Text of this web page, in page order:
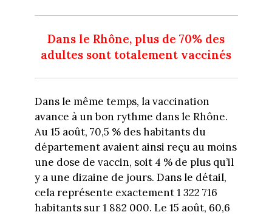
Dans le Rhône, plus de 70% des
adultes sont totalement vaccinés
Dans le même temps, la vaccination
avance à un bon rythme dans le Rhône.
Au 15 août, 70,5 % des habitants du
département avaient ainsi reçu au moins
une dose de vaccin, soit 4 % de plus qu’il
y a une dizaine de jours. Dans le détail,
cela représente exactement 1 322 716
habitants sur 1 882 000. Le 15 août, 60,6